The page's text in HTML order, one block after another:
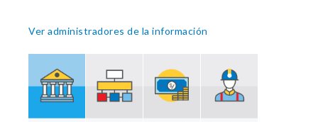
Ver administradores de la información